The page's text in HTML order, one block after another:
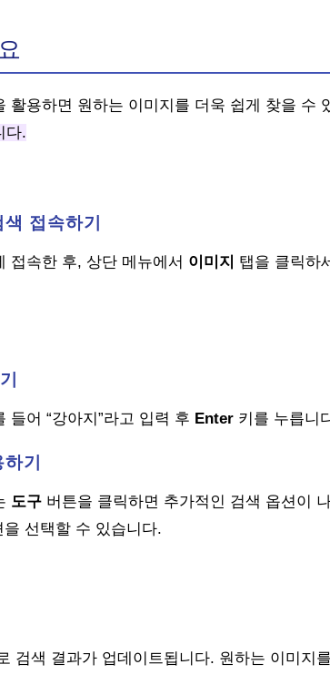
활용하면 원하는 이미지를 더욱 쉽게 찾을 수
다.
접속하기
접속한 후, 상단 메뉴에서 이미지 탭을 클릭하
들어 “강아지”라고 입력 후 Enter 키를 누릅니
기
도구 버튼을 클릭하면 추가적인 검색 옵션이
선택할 수 있습니다.
검색 결과가 업데이트됩니다. 원하는 이미지